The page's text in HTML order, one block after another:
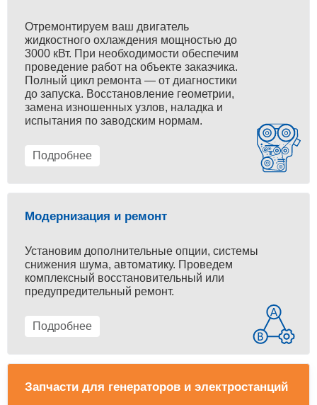
Отремонтируем ваш двигатель
жидкостного охлаждения мощностью до
3000 кВт. При необходимости обеспечим
проведение работ на объекте заказчика.
Полный цикл ремонта — от диагностики
до запуска. Восстановление геометрии,
замена изношенных узлов, наладка и
испытания по заводским нормам.
Подробнее
Модернизация и ремонт
Установим дополнительные опции, системы
снижения шума, автоматику. Проведем
комплексный восстановительный или
предупредительный ремонт.
Подробнее
Запчасти для генераторов и электростанций